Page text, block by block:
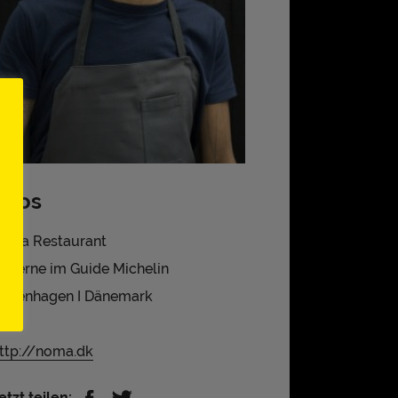
Infos
noma Restaurant
2 Sterne im Guide Michelin
Kopenhagen I Dänemark
noma.dk